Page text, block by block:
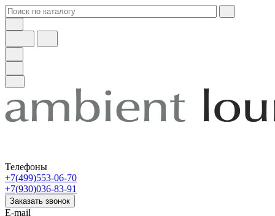
Телефоны
+7(499)553-06-70
+7(930)036-83-91
Заказать звонок
E-mail